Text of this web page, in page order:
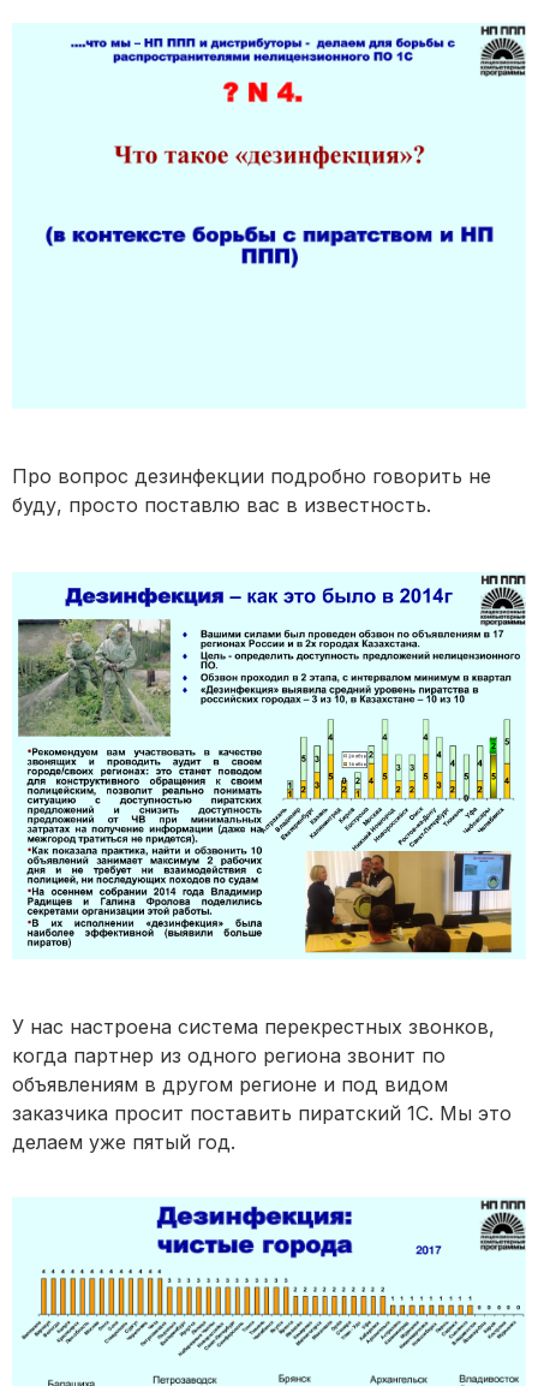
Про вопрос дезинфекции подробно говорить не
буду, просто поставлю вас в известность.
У нас настроена система перекрестных звонков,
когда партнер из одного региона звонит по
объявлениям в другом регионе и под видом
заказчика просит поставить пиратский 1С. Мы это
делаем уже пятый год.